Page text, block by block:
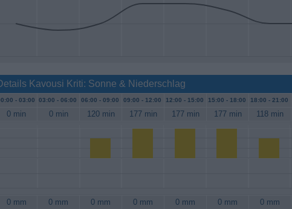
Kavousi Kriti: Sonne & Niederschlag
- 03:00 03:00 - 06:00 06:00 - 09:00 09:00 - 12:00 12:00 - 15:00 15:00 - 18:00 18:00 - 21:00
0 min 0 min 120 min 177 min 177 min 177 min 118 min
0 mm 0 mm 0 mm 0 mm 0 mm 0 mm 0 mm